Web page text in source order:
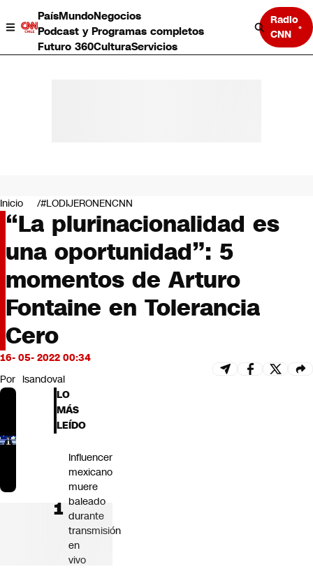
PaísMundoNegocios
Podcast y Programas completos
Futuro 360CulturaServicios
Radio
CNN
Negocios
Deportes
Programas completos
Cultura
Servicios
Bits
CNN tiempo
Futuro 360
Opinión
Inicio #LODIJERONENCNN
“La plurinacionalidad es
una oportunidad”: 5
momentos de Arturo
Fontaine en Tolerancia
Cero
16- 05- 2022 00:34
Por lsandoval
LO
MÁS
LEÍDO
Influencer
mexicano
muere
baleado
durante
transmisión
en
vivo